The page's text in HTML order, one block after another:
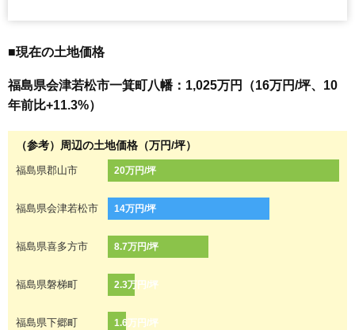
■現在の土地価格
福島県会津若松市一箕町八幡：1,025万円（16万円/坪、10
年前比+11.3%）
（参考）周辺の土地価格（万円/坪）
福島県郡山市 20万円/坪
福島県会津若松市 14万円/坪
福島県喜多方市 8.7万円/坪
福島県磐梯町 2.3万円/坪
福島県下郷町 1.6万円/坪